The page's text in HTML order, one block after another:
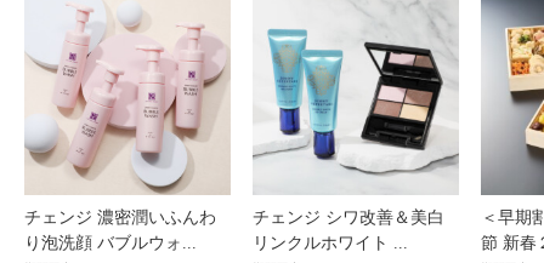
チェンジ 濃密潤いふんわ
り泡洗顔 バブルウォ...
チェンジ シワ改善＆美白
リンクルホワイト ...
＜早期
節 新春